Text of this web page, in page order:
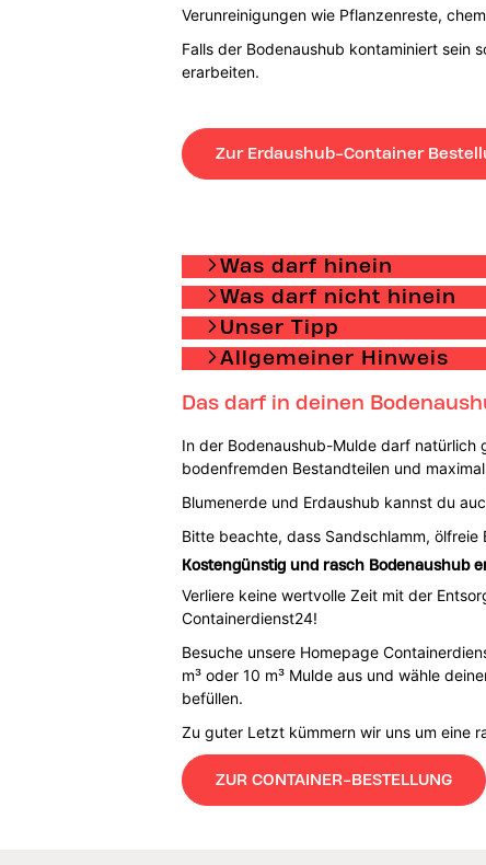
Verunreinigungen wie Pflanzenreste,
Falls der Bodenaushub kontaminiert sein
erarbeiten.
Zur Erdaushub-Container
Was darf hinein
Was darf nicht hinein
Unser Tipp
Allgemeiner Hinweis
Das darf in deinen
In der Bodenaushub-Mulde darf natürlich
bodenfremden Bestandteilen und
Blumenerde und Erdaushub kannst du
Bitte beachte, dass Sandschlamm,
Kostengünstig und rasch Bodenaushub
Verliere keine wertvolle Zeit mit der
Containerdienst24!
Besuche unsere Homepage
m³ oder 10 m³ Mulde aus und wähle
befüllen.
Zu guter Letzt kümmern wir uns um eine
ZUR CONTAINER-BESTELLUNG